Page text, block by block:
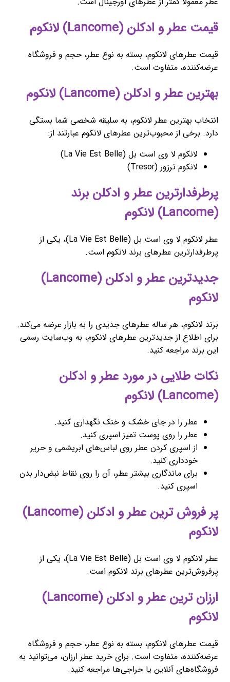
قیمت عطر و ادکلن (Lancome) لانکوم
قیمت عطرهای لانکوم، بسته به نوع عطر، حجم و فروشگاه
عرضه‌کننده، متفاوت است.
بهترین عطر و ادکلن (Lancome) لانکوم
انتخاب بهترین عطر لانکوم، به سلیقه شخصی شما بستگی
دارد. برخی از محبوب‌ترین عطرهای لانکوم عبارتند از:
لانکوم لا وی است بل (La Vie Est Belle)
لانکوم ترزور (Tresor)
پرطرفدارترین عطر و ادکلن برند
(Lancome) لانکوم
عطر لانکوم لا وی است بل (La Vie Est Belle)، یکی از
پرطرفدارترین عطرهای برند لانکوم است.
جدیدترین عطر و ادکلن (Lancome)
لانکوم
برند لانکوم، هر ساله عطرهای جدیدی را به بازار عرضه می‌کند.
برای اطلاع از جدیدترین عطرهای لانکوم، به وب‌سایت رسمی
این برند مراجعه کنید.
نکات طلایی در مورد عطر و ادکلن
(Lancome) لانکوم
عطر را در جای خشک و خنک نگهداری کنید.
عطر را روی پوست تمیز اسپری کنید.
از اسپری کردن عطر روی لباس‌های ابریشمی و حریر
خودداری کنید.
برای ماندگاری بیشتر عطر، آن را روی نقاط نبض‌دار بدن
اسپری کنید.
پر فروش ترین عطر و ادکلن (Lancome)
لانکوم
عطر لانکوم لا وی است بل (La Vie Est Belle)، یکی از
پرفروش‌ترین عطرهای برند لانکوم است.
ارزان ترین عطر و ادکلن (Lancome)
لانکوم
قیمت عطرهای لانکوم، بسته به نوع عطر، حجم و فروشگاه
عرضه‌کننده، متفاوت است. برای خرید عطر ارزان، می‌توانید به
فروشگاه‌های آنلاین یا حراجی‌ها مراجعه کنید.